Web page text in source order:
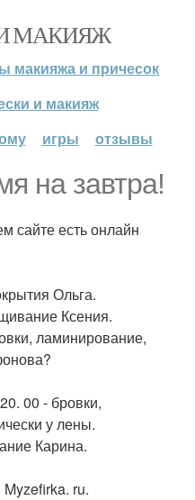
МАКИЯЖ
макияжа и причесок
и макияж
игры отзывы
на завтра!
сайте есть онлайн
Ольга.
Ксения.
ламинирование,
00 - бровки,
у лены.
Карина.
ru.